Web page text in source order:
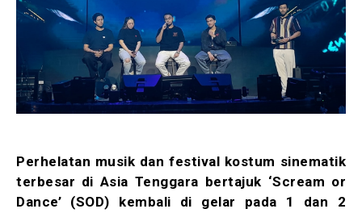
Perhelatan musik dan festival kostum sinematik
terbesar di Asia Tenggara bertajuk ‘Scream or
Dance’ (SOD) kembali di gelar pada 1 dan 2